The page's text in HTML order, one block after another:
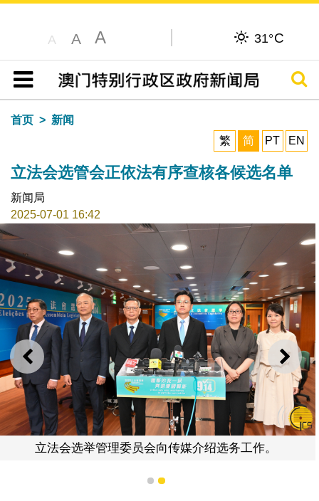
A A A 31°C
目录
搜寻
首页
新闻
繁
简 PT EN
立法会选管会正依法有序查核各候选名单
新闻局
2025-07-01 16:42
上一则 下一
立法会选举管理委员会向传媒介绍选务工作。
1 2